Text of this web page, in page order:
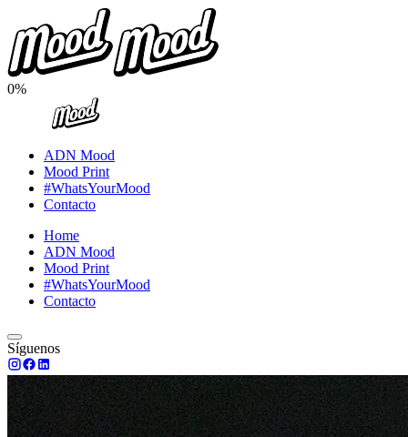
0%
ADN Mood
Mood Print
#WhatsYourMood
Contacto
Home
ADN Mood
Mood Print
#WhatsYourMood
Contacto
Síguenos